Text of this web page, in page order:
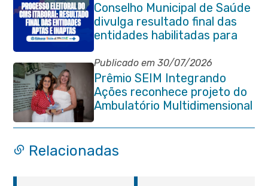
Conselho Municipal de Saúde
divulga resultado final das
entidades habilitadas para
eleição do quadriênio 2026-
2030
Publicado em 30/07/2026
Prêmio SEIM Integrando
Ações reconhece projeto do
Ambulatório Multidimensional
da Pessoa Idosa de Itaboraí
Relacionadas